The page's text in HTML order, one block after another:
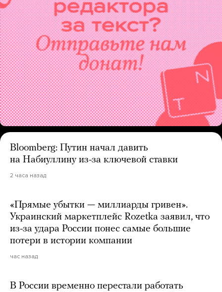
Bloomberg: Путин начал давить
на Набиуллину из-за ключевой ставки
2 часа назад
«Прямые убытки — миллиарды гривен».
Украинский маркетплейс Rozetka заявил, что
из-за удара России понес самые большие
потери в истории компании
час назад
В России временно перестали работать